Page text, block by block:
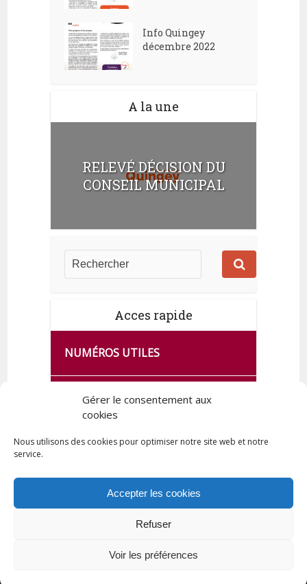
Gérer le consentement aux
cookies
Nous utilisons des cookies pour optimiser notre site web et notre
service.
Accepter les cookies
Refuser
Voir les préférences
Info Quingey
décembre 2022
A la une
RELEVÉ DÉCISION DU
CONSEIL MUNICIPAL
Acces rapide
NUMÉROS UTILES
CA SE PASSE À FRANCE SERVICES
DE QUINGEY
Tous droits réservés © 2023 Commune de Quingey / Création -